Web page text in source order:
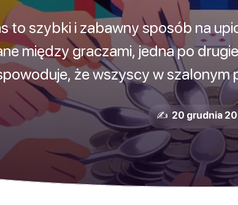
to szybki i zabawny sposób na
między graczami, jedna po
że wszyscy w szalonym
✍️ 20 grudnia